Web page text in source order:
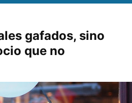
gafados, sino
que no